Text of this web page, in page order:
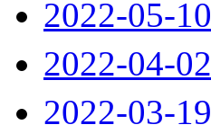
2022-05-10
2022-04-02
2022-03-19